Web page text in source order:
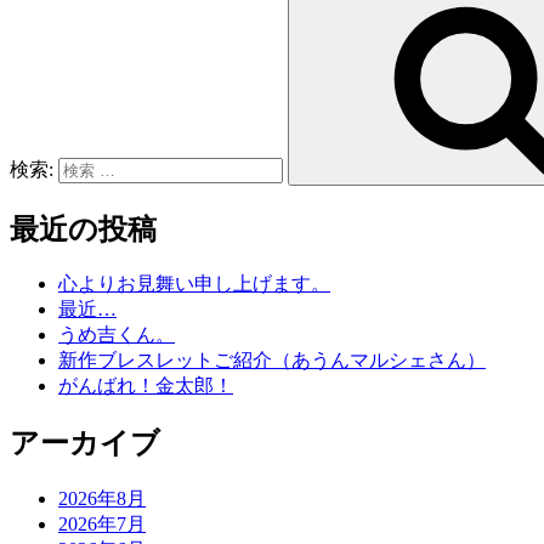
検索:
最近の投稿
心よりお見舞い申し上げます。
最近…
うめ吉くん。
新作ブレスレットご紹介（あうんマルシェさん）
がんばれ！金太郎！
アーカイブ
2026年8月
2026年7月